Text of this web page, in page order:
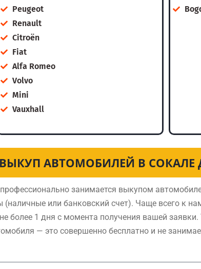
Peugeot
Renault
Citroën
Fiat
Alfa Romeo
Volvo
Mini
Vauxhall
ВЫКУП АВТОМОБИЛЕЙ В СОКАЛЕ
занимается выкупом
или банковский счет). Чаще всего к
более 1 дня с момента получения вашей
— это совершенно бесплатно и не